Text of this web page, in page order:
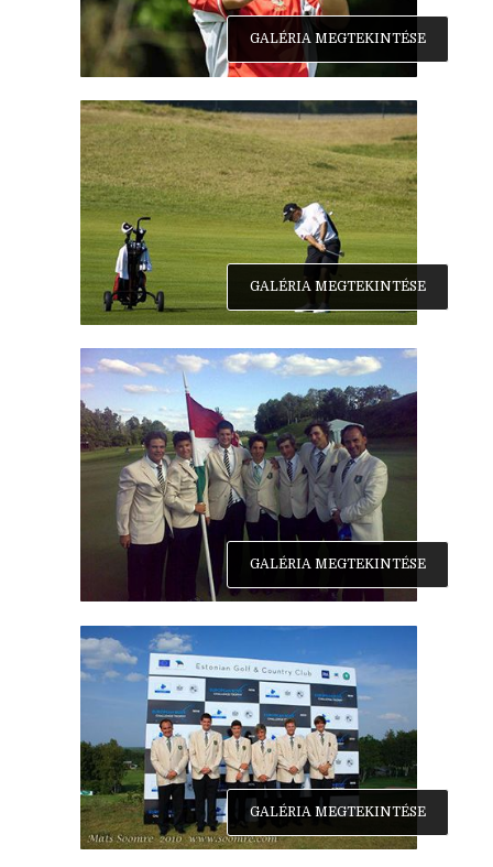
GALÉRIA MEGTEKINTÉSE
GALÉRIA MEGTEKINTÉSE
GALÉRIA MEGTEKINTÉSE
GALÉRIA MEGTEKINTÉSE